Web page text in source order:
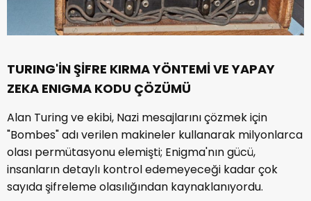
TURING'İN ŞİFRE KIRMA YÖNTEMİ VE YAPAY
ZEKA ENIGMA KODU ÇÖZÜMÜ
Alan Turing ve ekibi, Nazi mesajlarını çözmek için
"Bombes" adı verilen makineler kullanarak milyonlarca
olası permütasyonu elemişti; Enigma'nın gücü,
insanların detaylı kontrol edemeyeceği kadar çok
sayıda şifreleme olasılığından kaynaklanıyordu.